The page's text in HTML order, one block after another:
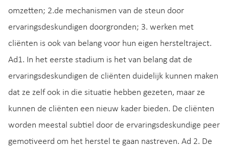
omzetten; 2.de mechanismen van de steun door
ervaringsdeskundigen doorgronden; 3. werken met
cliënten is ook van belang voor hun eigen hersteltraject.
Ad1. In het eerste stadium is het van belang dat de
ervaringsdeskundigen de cliënten duidelijk kunnen maken
dat ze zelf ook in die situatie hebben gezeten, maar ze
kunnen de cliënten een nieuw kader bieden. De cliënten
worden meestal subtiel door de ervaringsdeskundige peer
gemotiveerd om het herstel te gaan nastreven. Ad 2. De